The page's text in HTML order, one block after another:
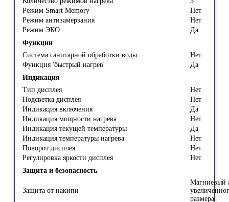
Режим Smart Memory
Нет
Режим антизамерзания
Нет
Режим ЭКО
Да
Функции
Система санитарной обработки воды
Нет
Функция 'быстрый нагрев'
Да
Индикация
Тип дисплея
Нет
Подсветка дисплея
Нет
Индикация включения
Да
Индикация мощности нагрева
Нет
Индикация текущей температуры
Да
Индикация температуры нагрева
Нет
Поворот дисплея
Нет
Регулировка яркости дисплея
Нет
Защита и безопасность
Защита от накипи
Магниевый
размера